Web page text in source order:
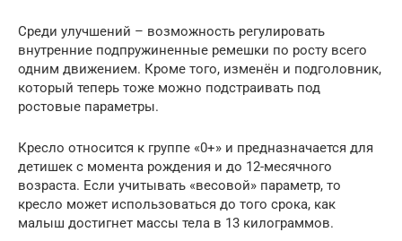
Среди улучшений – возможность регулировать
внутренние подпружиненные ремешки по росту всего
одним движением. Кроме того, изменён и подголовник,
который теперь тоже можно подстраивать под
ростовые параметры.
Кресло относится к группе «0+» и предназначается для
детишек с момента рождения и до 12-месячного
возраста. Если учитывать «весовой» параметр, то
кресло может использоваться до того срока, как
малыш достигнет массы тела в 13 килограммов.